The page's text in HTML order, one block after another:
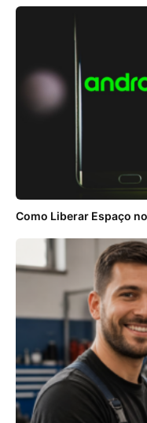
Como Liberar Espaço